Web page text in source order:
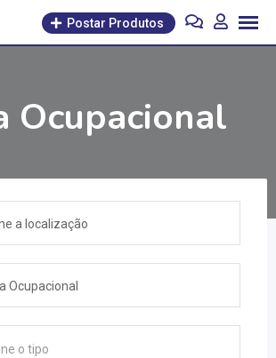
Postar Produtos
Ocupacional
a localização
Ocupacional
o tipo